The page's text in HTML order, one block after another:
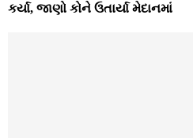
કર્યા, જાણો કોને ઉતાર્યા મેદાનમાં